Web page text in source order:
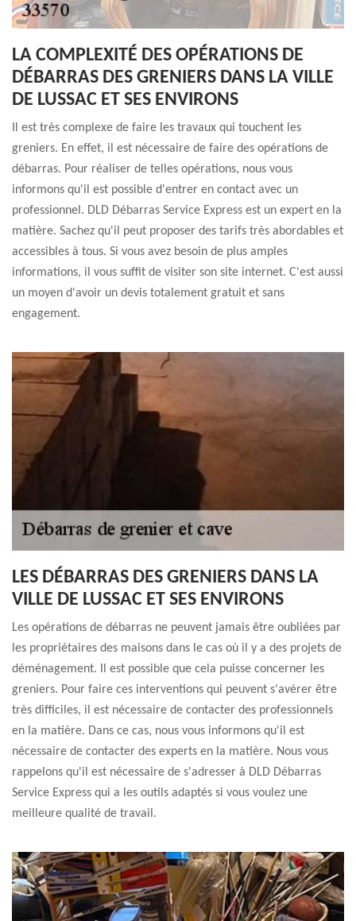
LA COMPLEXITÉ DES OPÉRATIONS DE
DÉBARRAS DES GRENIERS DANS LA VILLE
DE LUSSAC ET SES ENVIRONS
Il est très complexe de faire les travaux qui touchent les
greniers. En effet, il est nécessaire de faire des opérations de
débarras. Pour réaliser de telles opérations, nous vous
informons qu'il est possible d'entrer en contact avec un
professionnel. DLD Débarras Service Express est un expert en la
matière. Sachez qu'il peut proposer des tarifs très abordables et
accessibles à tous. Si vous avez besoin de plus amples
informations, il vous suffit de visiter son site internet. C'est aussi
un moyen d'avoir un devis totalement gratuit et sans
engagement.
LES DÉBARRAS DES GRENIERS DANS LA
VILLE DE LUSSAC ET SES ENVIRONS
Les opérations de débarras ne peuvent jamais être oubliées par
les propriétaires des maisons dans le cas où il y a des projets de
déménagement. Il est possible que cela puisse concerner les
greniers. Pour faire ces interventions qui peuvent s'avérer être
très difficiles, il est nécessaire de contacter des professionnels
en la matière. Dans ce cas, nous vous informons qu'il est
nécessaire de contacter des experts en la matière. Nous vous
rappelons qu'il est nécessaire de s'adresser à DLD Débarras
Service Express qui a les outils adaptés si vous voulez une
meilleure qualité de travail.